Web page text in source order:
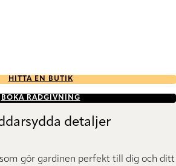
HITTA EN BUTIK
BOKA RÅDGIVNING
detaljer
gör gardinen perfekt till dig och ditt